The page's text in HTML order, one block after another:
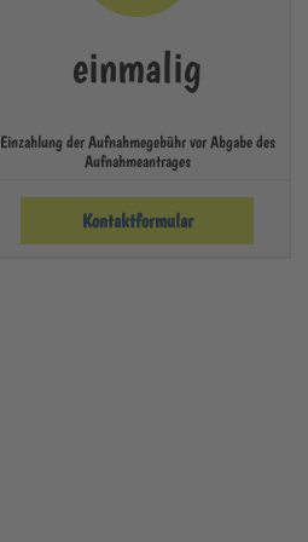
einmalig
Einzahlung der Aufnahmegebühr vor Abgabe des
Aufnahmeantrages
Kontaktformular